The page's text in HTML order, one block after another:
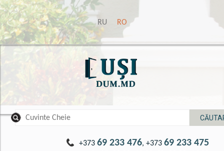
RU RO
+373 69 233 476, +373 69 233 475